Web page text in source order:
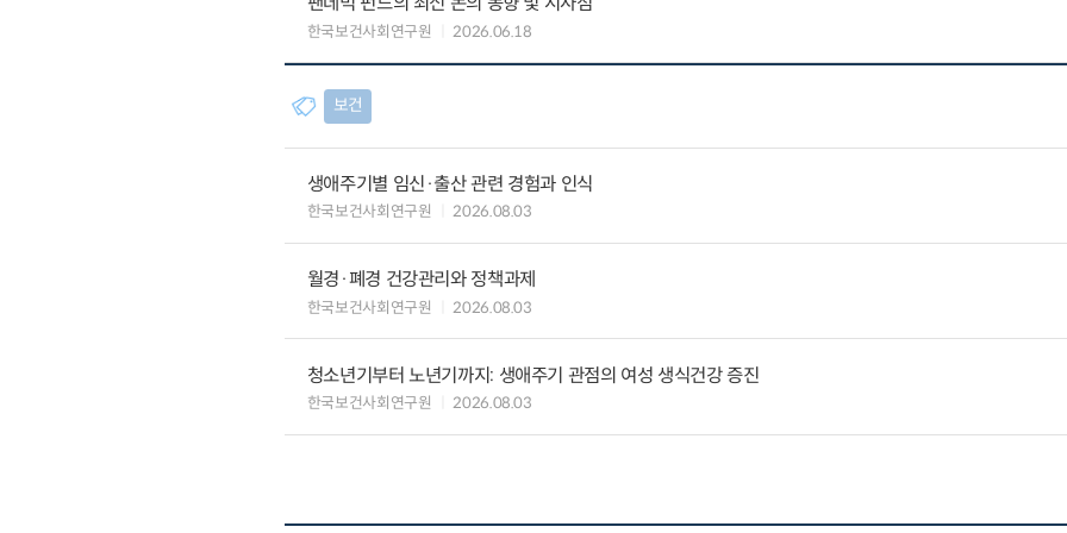
한국보건사회연구원 2026.06.18
보건
생애주기별 임신·출산 관련 경험과 인식
한국보건사회연구원 2026.08.03
월경·폐경 건강관리와 정책과제
한국보건사회연구원 2026.08.03
청소년기부터 노년기까지: 생애주기 관점의 여성 생식건강 증진
한국보건사회연구원 2026.08.03